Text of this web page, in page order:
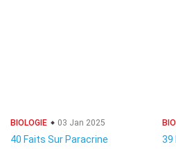
BIOLOGIE 03 Jan 2025
40 Faits Sur Paracrine 39